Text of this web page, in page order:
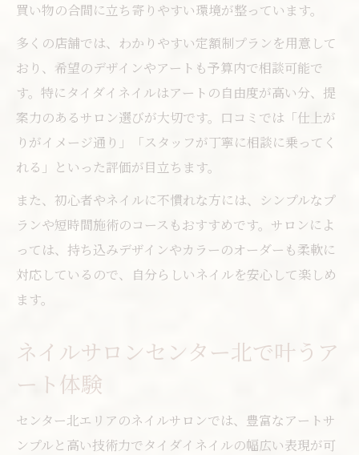
買い物の合間に立ち寄りやすい環境が整っています。
多くの店舗では、わかりやすい定額制プランを用意して
おり、希望のデザインやアートも予算内で相談可能で
す。特にタイダイネイルはアートの自由度が高い分、提
案力のあるサロン選びが大切です。口コミでは「仕上が
りがイメージ通り」「スタッフが丁寧に相談に乗ってく
れる」といった評価が目立ちます。
また、初心者やネイルに不慣れな方には、シンプルなプ
ランや短時間施術のコースもおすすめです。サロンによ
っては、持ち込みデザインやカラーのオーダーも柔軟に
対応しているので、自分らしいネイルを安心して楽しめ
ます。
ネイルサロンセンター北で叶うア
ート体験
センター北エリアのネイルサロンでは、豊富なアートサ
ンプルと高い技術力でタイダイネイルの幅広い表現が可